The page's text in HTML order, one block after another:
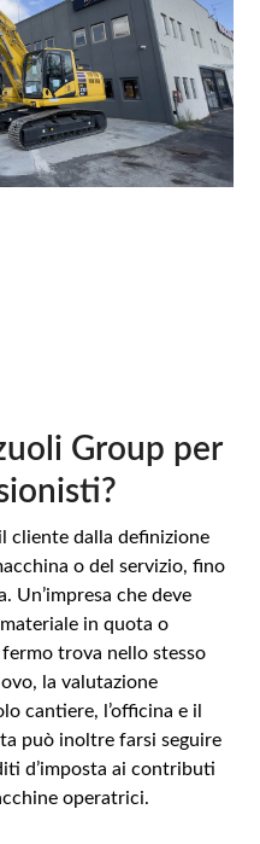
Group per
cliente dalla definizione
o del servizio, fino
Un’impresa che deve
in quota o
trova nello stesso
la valutazione
cantiere, l’officina e il
può inoltre farsi seguire
d’imposta ai contributi
operatrici.